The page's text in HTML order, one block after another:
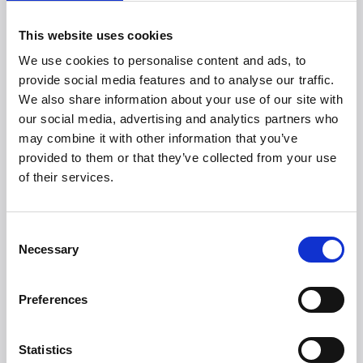
This website uses cookies
We use cookies to personalise content and ads, to
provide social media features and to analyse our traffic.
We also share information about your use of our site with
our social media, advertising and analytics partners who
may combine it with other information that you’ve
provided to them or that they’ve collected from your use
of their services.
Selection
Necessary
Preferences
Statistics
Om Witt
Witt Denmark A/S udvikler og sælger innovative
højkvalitetsprodukter globalt. Vi opererer gennem egne
selskaber i Norden, Storbritannien, Irland, Benelux,
Baltikum, Tyskland og Østrig og samarbejder med
pålidelige partnere. Vores sortiment spænder fra
børneprodukter og outdoor-kollektioner til avancerede
køkkenapparater og premium te.
Vores forpligtelse til innovation og kvalitet omfatter
også oplevelsesverdenen med Michelin-restauranten
Hos Witt arbejder vi konstant på at sætte nye
standarder for fremragende design og service. For mere
information om Witt, besøg
https://www.witt.dk/da
Haier Europe er en del af Haier Smart Home,
verdensførende virksomhed inden for store